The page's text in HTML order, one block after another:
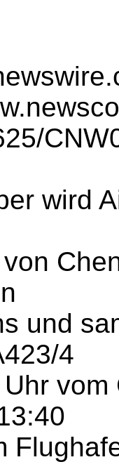
wird
und
4